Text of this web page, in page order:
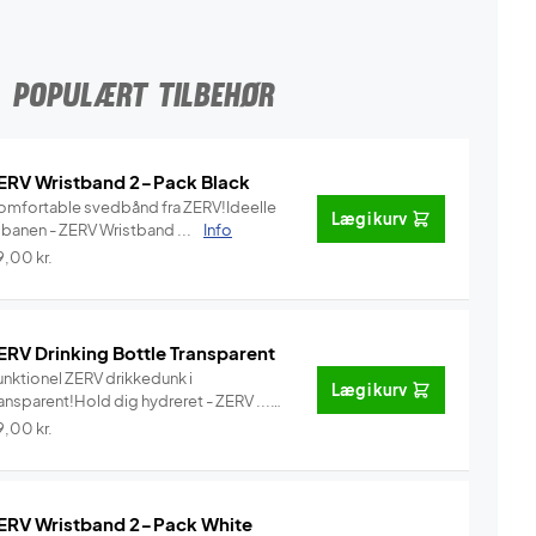
POPULÆRT TILBEHØR
Wristband 2-Pack Black
svedbånd fra ZERV!Ideelle
- ZERV Wristband ...
Info
kr.
Læg i kurv
Drinking Bottle Transparent
ZERV drikkedunk i
dig hydreret - ZERV ...
kr.
Læg i kurv
Wristband 2-Pack White